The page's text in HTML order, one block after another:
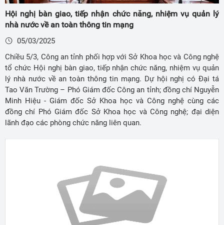
Hội nghị bàn giao, tiếp nhận chức năng, nhiệm vụ quản lý
nhà nước về an toàn thông tin mạng
05/03/2025
Chiều 5/3, Công an tỉnh phối hợp với Sở Khoa học và Công nghệ
tổ chức Hội nghị bàn giao, tiếp nhận chức năng, nhiệm vụ quản
lý nhà nước về an toàn thông tin mạng. Dự hội nghị có Đại tá
Tao Văn Trường – Phó Giám đốc Công an tỉnh; đồng chí Nguyễn
Minh Hiệu - Giám đốc Sở Khoa học và Công nghệ cùng các
đồng chí Phó Giám đốc Sở Khoa học và Công nghệ; đại diện
lãnh đạo các phòng chức năng liên quan.